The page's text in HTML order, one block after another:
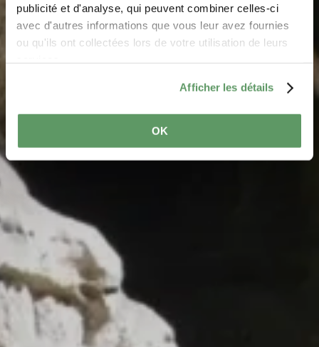
publicité et d'analyse, qui peuvent combiner celles-ci
avec d'autres informations que vous leur avez fournies
ou qu'ils ont collectées lors de votre utilisation de leurs
Afficher les détails
OK
Wo? CR 364, L-6550 Berdorf